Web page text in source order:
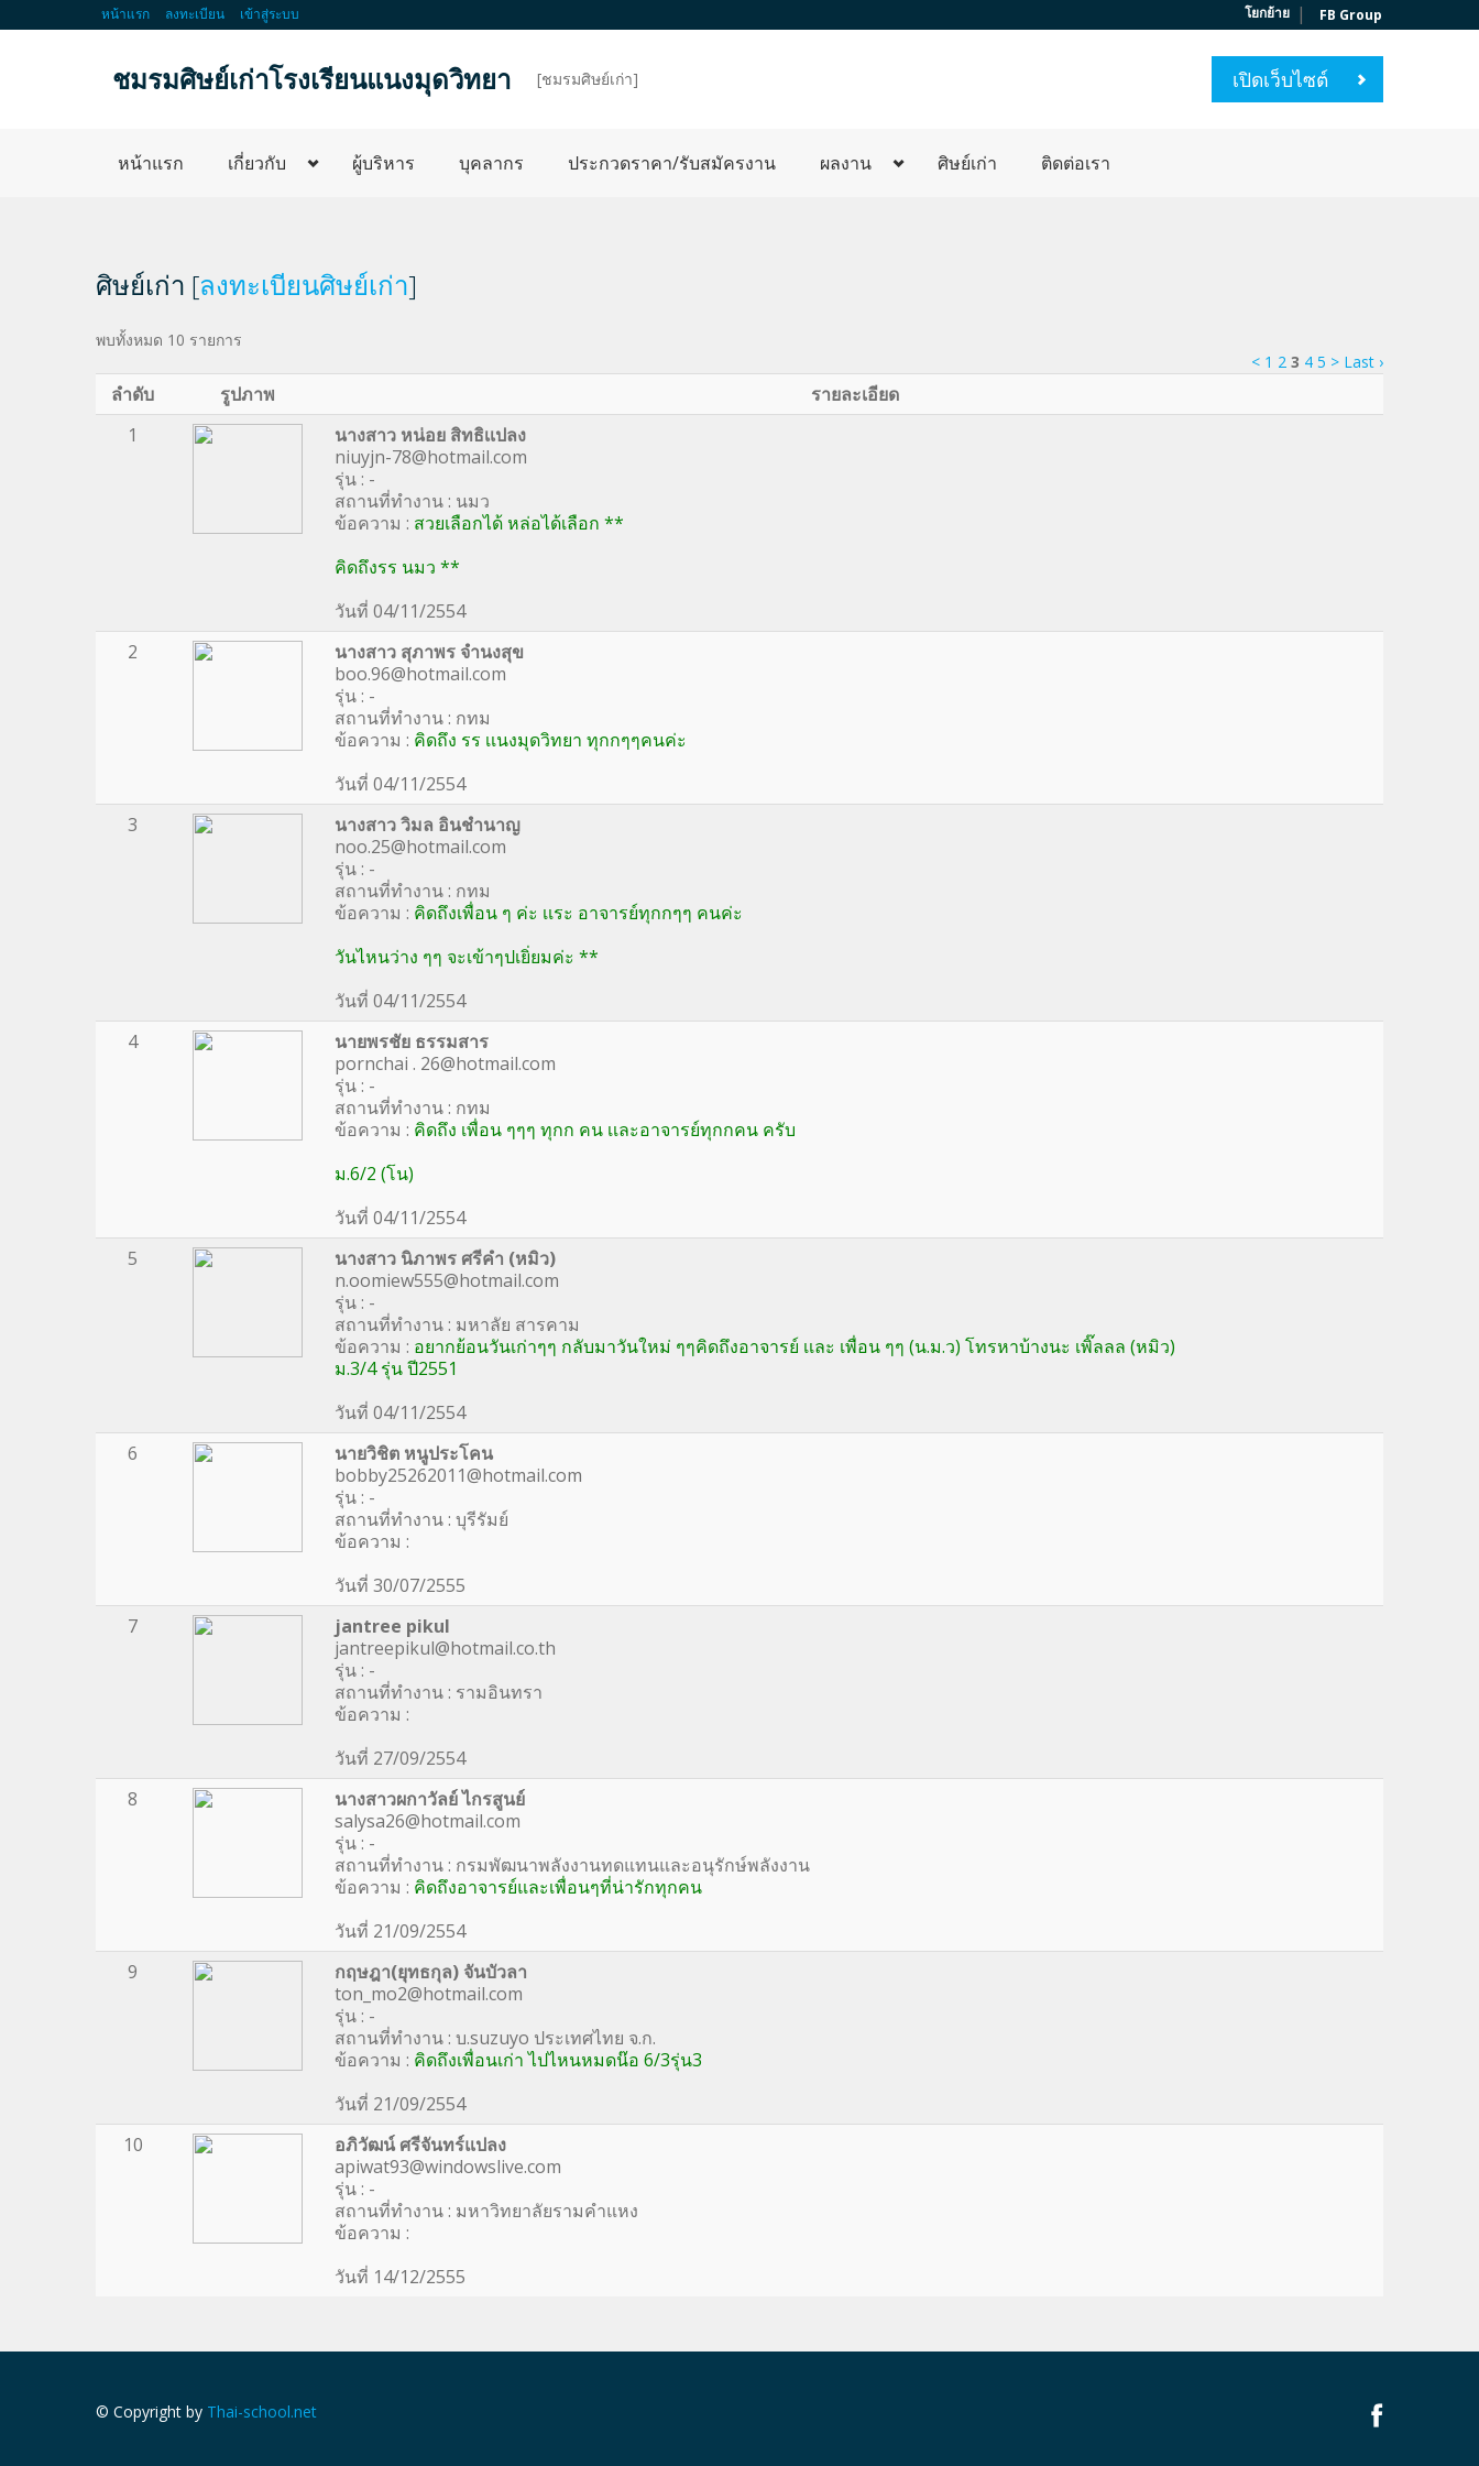
หน้าแรก ลงทะเบียน เข้าสู่ระบบ โยกย้าย | FB Group
ชมรมศิษย์เก่าโรงเรียนแนงมุดวิทยา [ชมรมศิษย์เก่า] เปิดเว็บไซต์
หน้าแรก เกี่ยวกับ ผู้บริหาร บุคลากร ประกวดราคา/รับสมัครงาน ผลงาน ศิษย์เก่า ติดต่อเรา
ศิษย์เก่า [ลงทะเบียนศิษย์เก่า]
พบทั้งหมด 10 รายการ
< 1 2 3 4 5 > Last ›
ลำดับ รูปภาพ
รายละเอียด
1
นางสาว หน่อย สิทธิเเปลง
niuyjn-78@hotmail.com
รุ่น : -
สถานที่ทำงาน : นมว
ข้อความ : สวยเลือกได้ หล่อได้เลือก **
คิดถึงรร นมว **
วันที่ 04/11/2554
2
นางสาว สุภาพร จำนงสุข
boo.96@hotmail.com
รุ่น : -
สถานที่ทำงาน : กทม
ข้อความ : คิดถึง รร เเนงมุดวิทยา ทุกกๆๆคนค่ะ
วันที่ 04/11/2554
3
นางสาว วิมล อินชำนาญ
noo.25@hotmail.com
รุ่น : -
สถานที่ทำงาน : กทม
ข้อความ : คิดถึงเพื่อน ๆ ค่ะ เเระ อาจารย์ทุกกๆๆ คนค่ะ
วันไหนว่าง ๆๆ จะเข้าๆปเยิ่ยมค่ะ **
วันที่ 04/11/2554
4
นายพรชัย ธรรมสาร
pornchai . 26@hotmail.com
รุ่น : -
สถานที่ทำงาน : กทม
ข้อความ : คิดถึง เพื่อน ๆๆๆ ทุกก คน เเละอาจารย์ทุกกคน ครับ
ม.6/2 (โน)
วันที่ 04/11/2554
5
นางสาว นิภาพร ศรีคำ (หมิว)
n.oomiew555@hotmail.com
รุ่น : -
สถานที่ทำงาน : มหาลัย สารคาม
ข้อความ : อยากย้อนวันเก่าๆๆ กลับมาวันใหม่ ๆๆคิดถึงอาจารย์ เเละ เพื่อน ๆๆ (น.ม.ว) โทรหาบ้างนะ เพิ๊ลลล (หมิว)
ม.3/4 รุ่น ปี2551
วันที่ 04/11/2554
6
นายวิชิต หนูประโคน
bobby25262011@hotmail.com
รุ่น : -
สถานที่ทำงาน : บุรีรัมย์
ข้อความ :
วันที่ 30/07/2555
7
jantree pikul
jantreepikul@hotmail.co.th
รุ่น : -
สถานที่ทำงาน : รามอินทรา
ข้อความ :
วันที่ 27/09/2554
8
นางสาวผกาวัลย์ ไกรสูนย์
salysa26@hotmail.com
รุ่น : -
สถานที่ทำงาน : กรมพัฒนาพลังงานทดแทนและอนุรักษ์พลังงาน
ข้อความ : คิดถึงอาจารย์และเพื่อนๆที่น่ารักทุกคน
วันที่ 21/09/2554
9
กฤษฎา(ยุทธกุล) จันบัวลา
ton_mo2@hotmail.com
รุ่น : -
สถานที่ทำงาน : บ.suzuyo ประเทศไทย จ.ก.
ข้อความ : คิดถึงเพื่อนเก่า ไปไหนหมดน๊อ 6/3รุ่น3
วันที่ 21/09/2554
10
อภิวัฒน์ ศรีจันทร์แปลง
apiwat93@windowslive.com
รุ่น : -
สถานที่ทำงาน : มหาวิทยาลัยรามคำแหง
ข้อความ :
วันที่ 14/12/2555
© Copyright by Thai-school.net